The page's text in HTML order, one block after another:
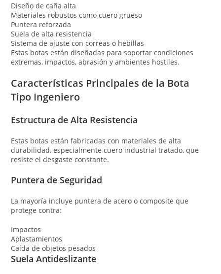
Diseño de caña alta
Materiales robustos como cuero grueso
Puntera reforzada
Suela de alta resistencia
Sistema de ajuste con correas o hebillas
Estas botas están diseñadas para soportar condiciones
extremas, impactos, abrasión y ambientes hostiles.
Características Principales de la Bota
Tipo Ingeniero
Estructura de Alta Resistencia
Estas botas están fabricadas con materiales de alta
durabilidad, especialmente cuero industrial tratado, que
resiste el desgaste constante.
Puntera de Seguridad
La mayoría incluye puntera de acero o composite que
protege contra:
Impactos
Aplastamientos
Caída de objetos pesados
Suela Antideslizante